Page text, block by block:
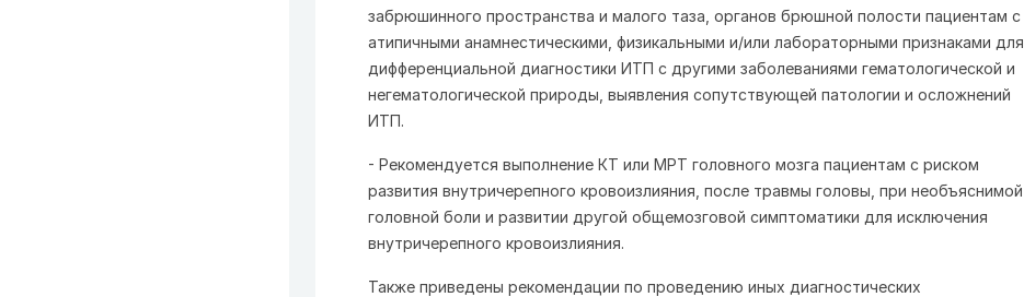
забрюшинного пространства и малого таза, органов брюшной полости пациентам с
атипичными анамнестическими, физикальными и/или лабораторными признаками для
дифференциальной диагностики ИТП с другими заболеваниями гематологической и
негематологической природы, выявления сопутствующей патологии и осложнений
ИТП.
- Рекомендуется выполнение КТ или МРТ головного мозга пациентам с риском
развития внутричерепного кровоизлияния, после травмы головы, при необъяснимой
головной боли и развитии другой общемозговой симптоматики для исключения
внутричерепного кровоизлияния.
Также приведены рекомендации по проведению иных диагностических